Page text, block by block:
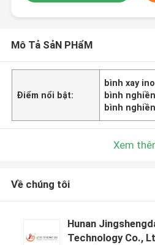
Mô Tả SảN PHẩM
Điểm nổi bật:
bình xay
bình
bình
Xem
Về chúng tôi
Hunan
Technology Co.,